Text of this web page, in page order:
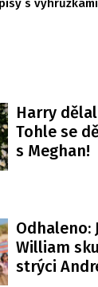
s
Harry
Tohle se
s Meghan!
Odhaleno:
William
strýci